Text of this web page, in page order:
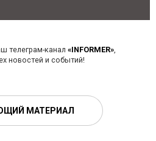
телеграм-канал «INFORMER»,
новостей и событий!
МАТЕРИАЛ